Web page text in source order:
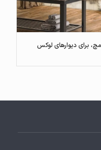
برای دیوارهای لوکس